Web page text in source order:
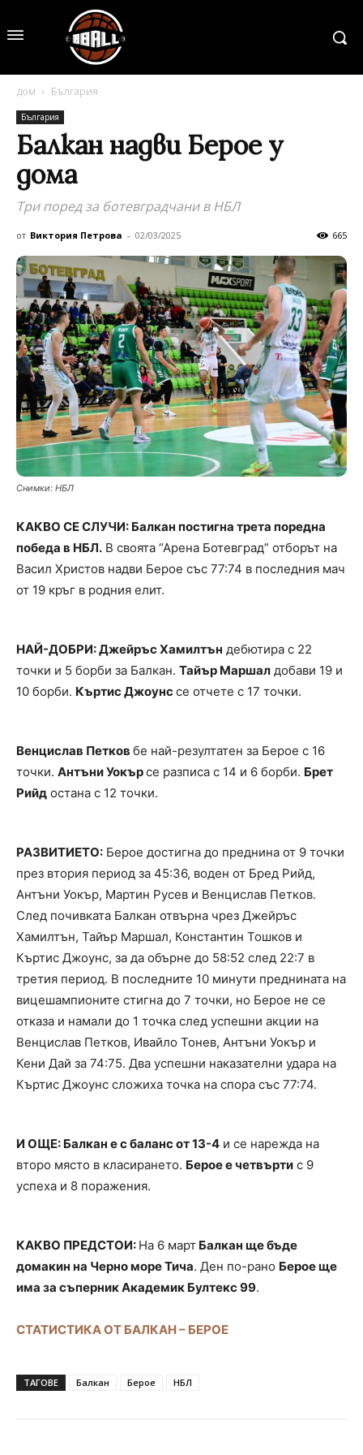
дом България
България
Балкан надви Берое у
дома
Три поред за ботевградчани в НБЛ
от Виктория Петрова - 02/03/2025 665
Снимки: НБЛ
КАКВО СЕ СЛУЧИ: Балкан постигна трета поредна
победа в НБЛ. В своята “Арена Ботевград” отборът на
Васил Христов надви Берое със 77:74 в последния мач
от 19 кръг в родния елит.
НАЙ-ДОБРИ: Джейръс Хамилтън дебютира с 22
точки и 5 борби за Балкан. Тайър Маршал добави 19 и
10 борби. Къртис Джоунссе отчете с 17 точки.
Венцислав Петков бе най-резултатен за Берое с 16
точки. Антъни Уокърсе разписа с 14 и 6 борби. Брет
Рийд остана с 12 точки.
РАЗВИТИЕТО: Берое достигна до преднина от 9 точки
през втория период за 45:36, воден от Бред Рийд,
Антъни Уокър, Мартин Русев и Венцислав Петков.
След почивката Балкан отвърна чрез Джейръс
Хамилтън, Тайър Маршал, Константин Тошков и
Къртис Джоунс, за да обърне до 58:52 след 22:7 в
третия период. В последните 10 минути преднината на
вицешампионите стигна до 7 точки, но Берое не се
отказа и намали до 1 точка след успешни акции на
Венцислав Петков, Ивайло Тонев, Антъни Уокър и
Кени Дай за 74:75. Два успешни наказателни удара на
Къртис Джоунс сложиха точка на спора със 77:74.
И ОЩЕ: Балкан е с баланс от 13-4 и се нарежда на
второ място в класирането. Берое е четвърти с 9
успеха и 8 поражения.
КАКВО ПРЕДСТОИ: На 6 март Балкан ще бъде
домакин на Черно море Тича. Ден по-рано Берое ще
има за съперник Академик Бултекс 99.
СТАТИСТИКА ОТ БАЛКАН – БЕРОЕ
ТАГОВЕ Балкан Берое НБЛ